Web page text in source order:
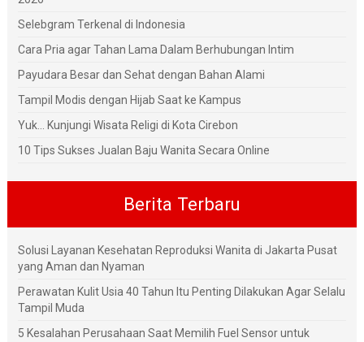
Selebgram Terkenal di Indonesia
Cara Pria agar Tahan Lama Dalam Berhubungan Intim
Payudara Besar dan Sehat dengan Bahan Alami
Tampil Modis dengan Hijab Saat ke Kampus
Yuk... Kunjungi Wisata Religi di Kota Cirebon
10 Tips Sukses Jualan Baju Wanita Secara Online
Berita Terbaru
Solusi Layanan Kesehatan Reproduksi Wanita di Jakarta Pusat
yang Aman dan Nyaman
Perawatan Kulit Usia 40 Tahun Itu Penting Dilakukan Agar Selalu
Tampil Muda
5 Kesalahan Perusahaan Saat Memilih Fuel Sensor untuk